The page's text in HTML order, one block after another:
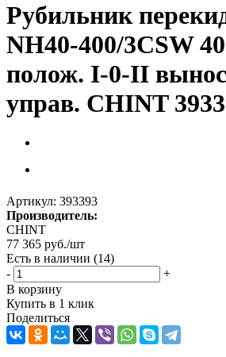
Рубильник
NH40-400/3CSW
полож. I-0-II
управ. CHINT
Артикул: 393393
Производитель:
CHINT
77 365 руб./шт
Есть в наличии (14)
-
+
В корзину
Купить в 1 клик
Поделиться